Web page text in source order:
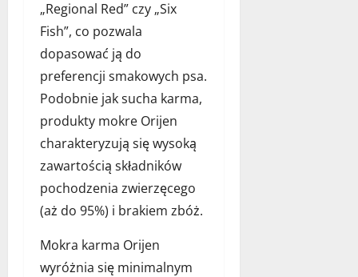
„Regional Red” czy „Six
Fish”, co pozwala
dopasować ją do
preferencji smakowych psa.
Podobnie jak sucha karma,
produkty mokre Orijen
charakteryzują się wysoką
zawartością składników
pochodzenia zwierzęcego
(aż do 95%) i brakiem zbóż.
Mokra karma Orijen
wyróżnia się minimalnym